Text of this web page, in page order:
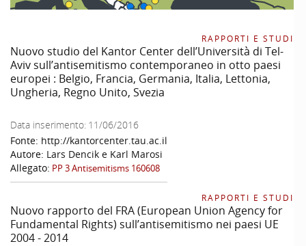
RAPPORTI E STUDI
Nuovo studio del Kantor Center dell’Università di Tel-
Aviv sull’antisemitismo contemporaneo in otto paesi
europei : Belgio, Francia, Germania, Italia, Lettonia,
Ungheria, Regno Unito, Svezia
Data inserimento: 11/06/2016
Fonte: http://kantorcenter.tau.ac.il
Autore: Lars Dencik e Karl Marosi
Allegato: PP 3 Antisemitisms 160608
RAPPORTI E STUDI
Nuovo rapporto del FRA (European Union Agency for
Fundamental Rights) sull’antisemitismo nei paesi UE
2004 - 2014